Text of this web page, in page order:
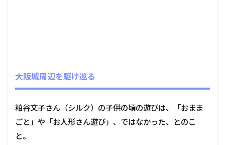
大阪城周辺を駆け巡る
粕谷文子さん（シルク）の子供の頃の遊びは、「おまま
ごと」や「お人形さん遊び」、ではなかった、とのこ
と。